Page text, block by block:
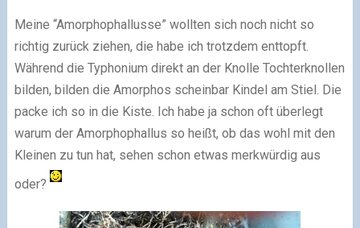
Meine “Amorphophallusse” wollten sich noch nicht so
richtig zurück ziehen, die habe ich trotzdem enttopft.
Während die Typhonium direkt an der Knolle Tochterknollen
bilden, bilden die Amorphos scheinbar Kindel am Stiel. Die
packe ich so in die Kiste. Ich habe ja schon oft überlegt
warum der Amorphophallus so heißt, ob das wohl mit den
Kleinen zu tun hat, sehen schon etwas merkwürdig aus
oder?